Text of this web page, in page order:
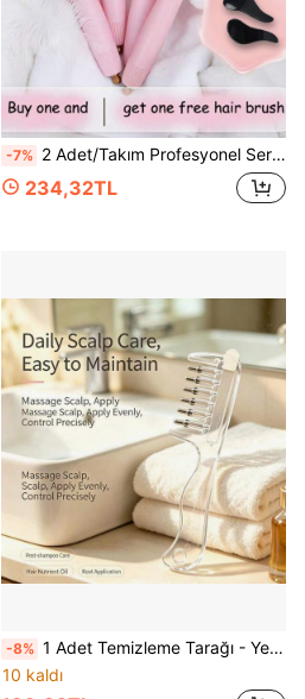
-7% 2 Adet/Takım Profesyonel Seramik Yuvarlak Fırça Seti, Genel Saç Şekillendirme İçin Uygun - Anti-Statik, Alüminyum Gövdeli Saç Fırçası, Naylon Kıllar, ABS Plastik Sap, Bonus Saç Fırçası ile Kuaför Sınıfı Alet, Okula Dönüş, Seyahat Tatili Temel Gereçleri, Kadınlar İçin Saç Aksesuarları, Fırçalar, Kenar Fırçası, Kenar Fırçası Saç Tarağı, Saç Fırçası Seti, Fırça, Berber, Kuaförlük Ekipmanları, Saç Modeli, Kuaförlük, Saç Fırçası, Saç Fırçası Seti, Saç Tarak, Bukleler İçin Tarak, Saç Açıcı Fırça, Kadınlar İçin Saç Fırçası, Berber Aksesuarları, Berber Dükkanı, Kuaförlük Ekipmanları
234,32TL
-8% 1 Adet Temizleme Tarağı - Yeni Kristal Plastik Şeffaf Sıvı İletken Saç Bakım Masaj Tarağı, Geniş Dişli, Kadınlar İçin Düğüm Açıcı ve Karışıklık Önleyici Şeffaf Tarak
10 kaldı